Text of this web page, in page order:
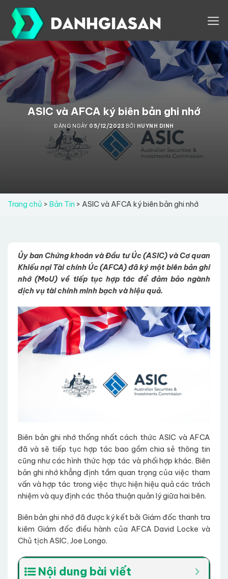
content
ASIC và AFCA ký biên bản ghi nhớ
ĐĂNG NGÀY 05/12/2023 BỞI HUYNH DINH
Trang chủ > Bản Tin > ASIC và AFCA ký biên bản ghi nhớ
Ủy ban Chứng khoán và Đầu tư Úc (ASIC) và Cơ quan
Khiếu nại Tài chính Úc (AFCA) đã ký một biên bản ghi
nhớ (MoU) về tiếp tục hợp tác để đảm bảo ngành
dịch vụ tài chính minh bạch và hiệu quả.
Biên bản ghi nhớ thống nhất cách thức ASIC và AFCA
đã và sẽ tiếp tục hợp tác bao gồm chia sẻ thông tin
cũng như các hình thức hợp tác và phối hợp khác. Biên
bản ghi nhớ khẳng định tầm quan trọng của việc tham
vấn và hợp tác trong việc thực hiện hiệu quả các trách
nhiệm và quy định các thỏa thuận quản lý giữa hai bên.
Biên bản ghi nhớ đã được ký kết bởi Giám đốc thanh tra
kiêm Giám đốc điều hành của AFCA David Locke và
Chủ tịch ASIC, Joe Longo.
Nội dung bài viết